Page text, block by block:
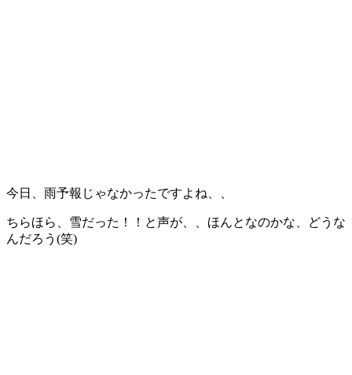
今日、雨予報じゃなかったですよね、、
ちらほら、雪だった！！と声が、、ほんとなのかな、どうな
んだろう(笑)